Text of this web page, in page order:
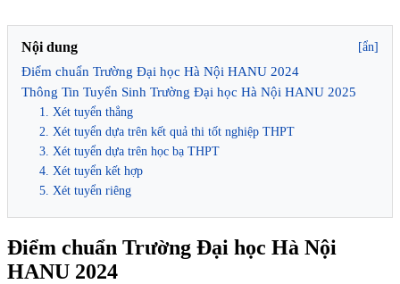
Nội dung [ẩn]
Điểm chuẩn Trường Đại học Hà Nội HANU 2024
Thông Tin Tuyển Sinh Trường Đại học Hà Nội HANU 2025
1. Xét tuyển thẳng
2. Xét tuyển dựa trên kết quả thi tốt nghiệp THPT
3. Xét tuyển dựa trên học bạ THPT
4. Xét tuyển kết hợp
5. Xét tuyển riêng
Điểm chuẩn Trường Đại học Hà Nội
HANU 2024